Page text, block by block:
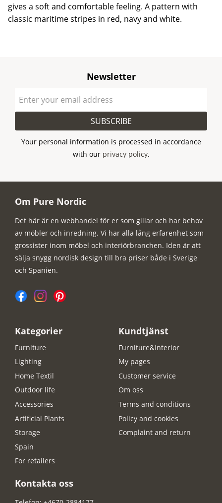
gives a soft and comfortable feeling. A pattern with
classic maritime stripes in red, navy and white.
Newsletter
SUBSCRIBE
Your personal information is processed in accordance
with our privacy policy.
Om Pure Nordic
Det här är en webhandel för er som gillar och har behov
av möbler och inredning. Vi har alla lång erfarenhet som
grossister inom möbel och interiörbranchen. Iden är att
sälja snygg nordisk design till bra priser både i Sverige
och Spanien.
Kategorier
Furniture
Lighting
Home Textil
Outdoor life
Accessories
Artificial Plants
Storage
Spain
For retailers
Kundtjänst
Furniture&Interior
My pages
Customer service
Om oss
Terms and conditions
Policy and cookies
Complaint and return
Kontakta oss